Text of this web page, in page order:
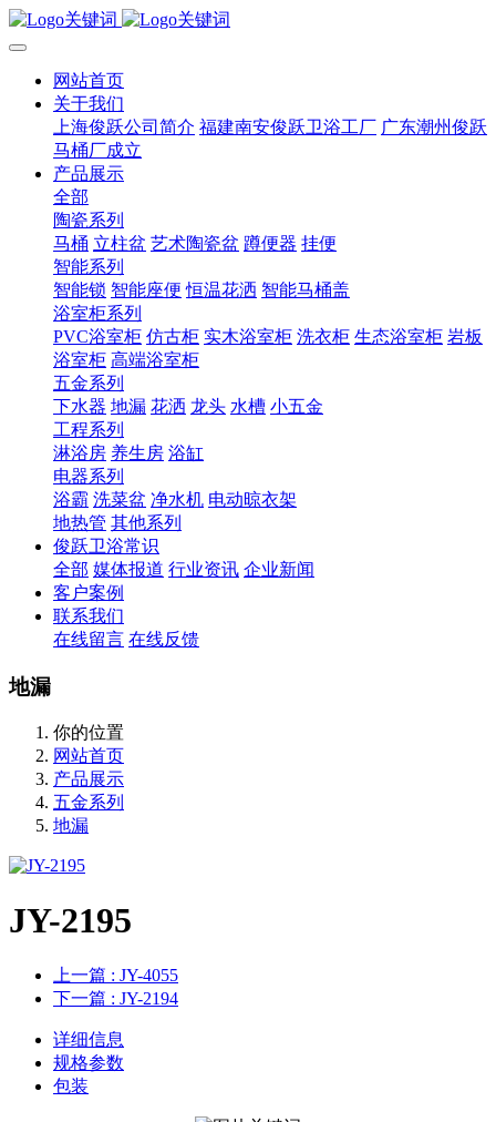
网站首页
关于我们
上海俊跃公司简介 福建南安俊跃卫浴工厂 广东潮州俊跃
马桶厂成立
产品展示
全部
陶瓷系列
马桶 立柱盆 艺术陶瓷盆 蹲便器 挂便
智能系列
智能锁 智能座便 恒温花洒 智能马桶盖
浴室柜系列
PVC浴室柜 仿古柜 实木浴室柜 洗衣柜 生态浴室柜 岩板
浴室柜 高端浴室柜
五金系列
下水器 地漏 花洒 龙头 水槽 小五金
工程系列
淋浴房 养生房 浴缸
电器系列
浴霸 洗菜盆 净水机 电动晾衣架
地热管 其他系列
俊跃卫浴常识
全部 媒体报道 行业资讯 企业新闻
客户案例
联系我们
在线留言 在线反馈
地漏
你的位置
网站首页
产品展示
五金系列
地漏
JY-2195
上一篇 : JY-4055
下一篇 : JY-2194
详细信息
规格参数
包装